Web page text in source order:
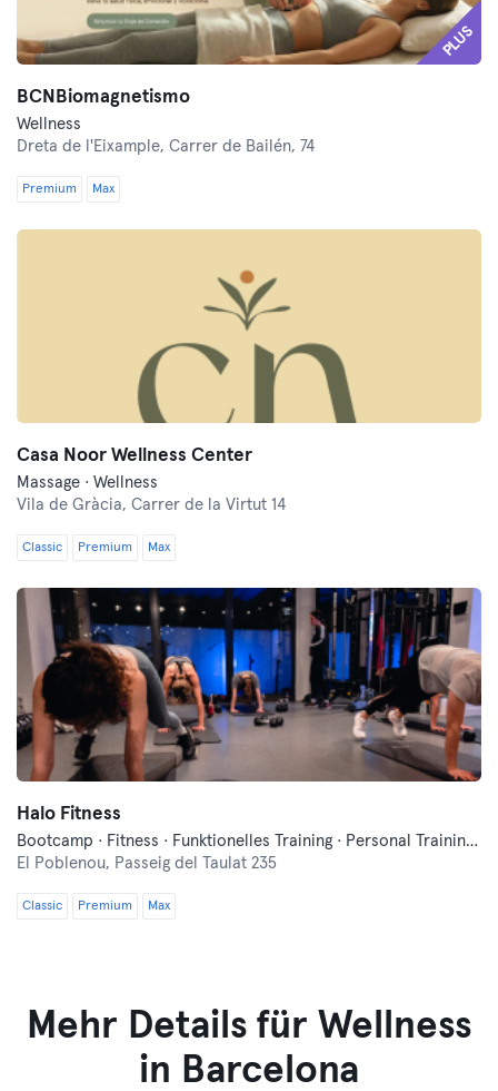
PLUS
BCNBiomagnetismo
Wellness
Dreta de l'Eixample, Carrer de Bailén, 74
Premium Max
Casa Noor Wellness Center
Massage · Wellness
Vila de Gràcia, Carrer de la Virtut 14
Classic Premium Max
Halo Fitness
Bootcamp · Fitness · Funktionelles Training · Personal Training · Wellness · Yoga
El Poblenou, Passeig del Taulat 235
Classic Premium Max
Mehr Details für Wellness
in Barcelona